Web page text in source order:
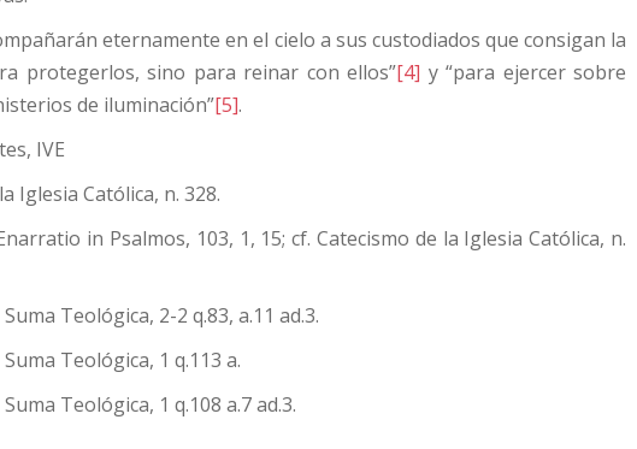
eternamente en el cielo a sus custodiados que consigan la
protegerlos, sino para reinar con ellos”[4] y “para ejercer sobre
de iluminación”[5].
IVE
Iglesia Católica, n. 328.
in Psalmos, 103, 1, 15; cf. Catecismo de la Iglesia Católica, n.
Teológica, 2-2 q.83, a.11 ad.3.
Teológica, 1 q.113 a.
Teológica, 1 q.108 a.7 ad.3.